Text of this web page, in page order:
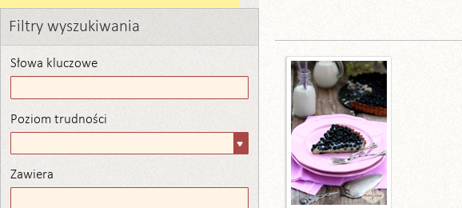
Filtry wyszukiwania
Słowa kluczowe
Poziom trudności
trudności
Zawiera